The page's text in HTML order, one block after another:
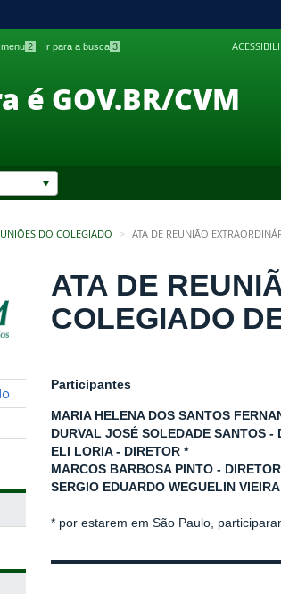
2 Ir para a busca 3
é GOV.BR/CVM
DO COLEGIADO ATA DE REUNIÃO
ATA DE
COLEGIADO
Participantes
MARIA HELENA DOS SANTOS
DURVAL JOSÉ SOLEDADE SANTOS -
ELI LORIA - DIRETOR *
MARCOS BARBOSA PINTO -
SERGIO EDUARDO WEGUELIN
* por estarem em São Paulo,